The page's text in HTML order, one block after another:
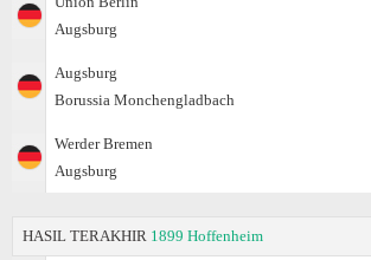
Augsburg
Augsburg
Borussia Monchengladbach
Werder Bremen
Augsburg
HASIL TERAKHIR 1899 Hoffenheim